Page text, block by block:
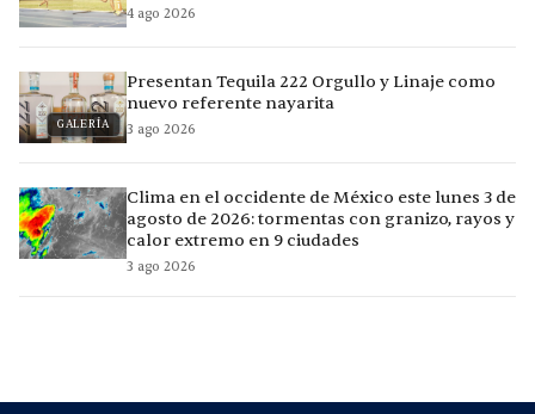
4 ago 2026
GALERÍA
Presentan Tequila 222 Orgullo y Linaje como
nuevo referente nayarita
3 ago 2026
Clima en el occidente de México este lunes 3 de
agosto de 2026: tormentas con granizo, rayos y
calor extremo en 9 ciudades
3 ago 2026